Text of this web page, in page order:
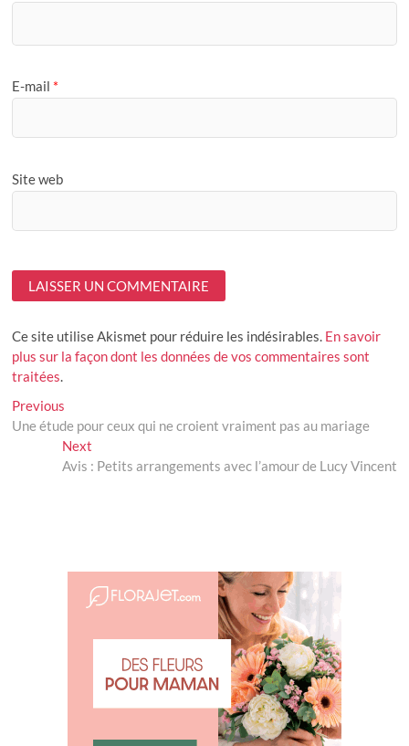
E-mail *
Site web
Ce site utilise Akismet pour réduire les indésirables. En savoir
plus sur la façon dont les données de vos commentaires sont
traitées.
Navigation
de
l’article
Previous
post:
Une étude pour ceux qui ne croient vraiment pas au mariage
NextNext
post:
Avis : Petits arrangements avec l’amour de Lucy Vincent